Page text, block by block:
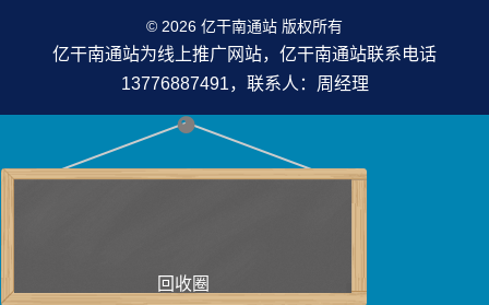
© 2026 亿干南通站 版权所有
亿干南通站为线上推广网站，亿干南通站联系电话
13776887491，联系人：周经理
回收圈